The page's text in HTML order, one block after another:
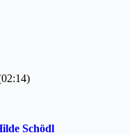
Schödl